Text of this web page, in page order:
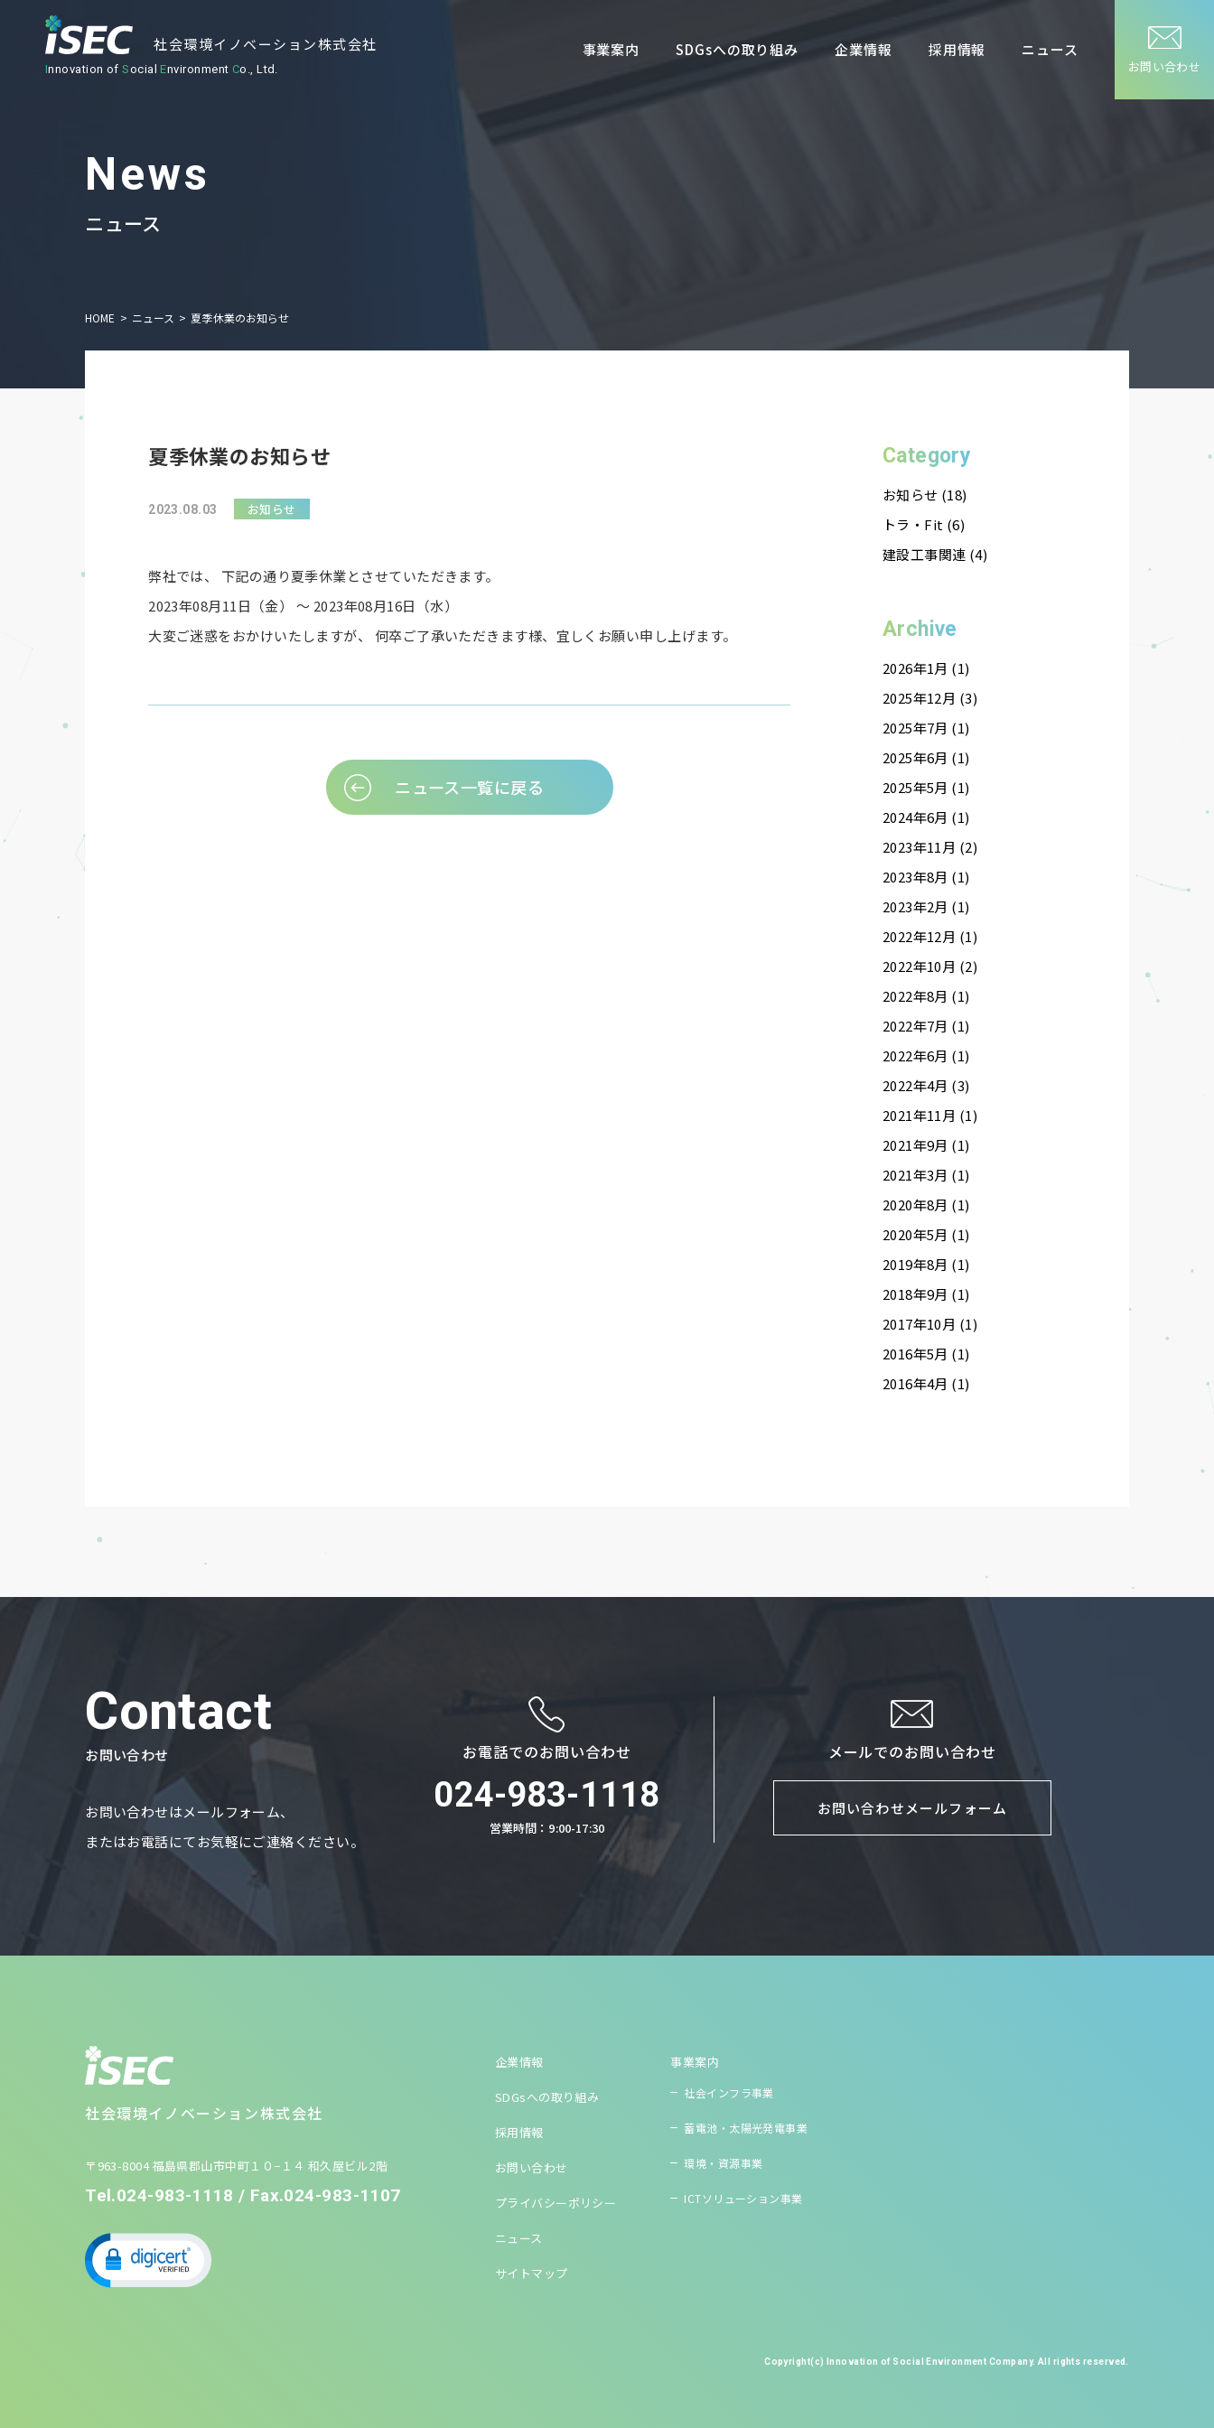
社会環境イノベーション株式会社
Innovation ofSocial Environment Co., Ltd.
事業案内 SDGsへの取り組み 企業情報 採用情報 ニュース
お問い合わせ
ニュース
HOME ニュース 夏季休業のお知らせ
夏季休業のお知らせ
2023.08.03 お知らせ
弊社では、 下記の通り夏季休業とさせていただきます。
2023年08月11日（金） ～ 2023年08月16日（水）
大変ご迷惑をおかけいたしますが、 何卒ご了承いただきます様、宜しくお願い申し上げます。
ニュース一覧に戻る
Category
お知らせ (18)
トラ・Fit (6)
建設工事関連 (4)
Archive
2026年1月 (1)
2025年12月 (3)
2025年7月 (1)
2025年6月 (1)
2025年5月 (1)
2024年6月 (1)
2023年11月 (2)
2023年8月 (1)
2023年2月 (1)
2022年12月 (1)
2022年10月 (2)
2022年8月 (1)
2022年7月 (1)
2022年6月 (1)
2022年4月 (3)
2021年11月 (1)
2021年9月 (1)
2021年3月 (1)
2020年8月 (1)
2020年5月 (1)
2019年8月 (1)
2018年9月 (1)
2017年10月 (1)
2016年5月 (1)
2016年4月 (1)
Contact
お問い合わせ
お問い合わせはメールフォーム、
またはお電話にてお気軽にご連絡ください。
お電話でのお問い合わせ
024-983-1118
営業時間：9:00-17:30
メールでのお問い合わせ
お問い合わせメールフォーム
社会環境イノベーション株式会社
〒963-8004 福島県郡山市中町１０−１４ 和久屋ビル2階
Tel.024-983-1118 / Fax.024-983-1107
企業情報
SDGsへの取り組み
採用情報
お問い合わせ
プライバシーポリシー
ニュース
サイトマップ
事業案内
社会インフラ事業
蓄電池・太陽光発電事業
環境・資源事業
ICTソリューション事業
Copyright(c) Innovation of Social Environment Company. All rights reserved.